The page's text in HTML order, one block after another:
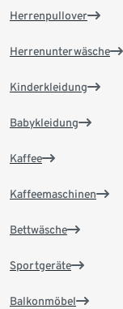
Herrenpullover
Herrenunterwäsche
Kinderkleidung
Babykleidung
Kaffee
Kaffeemaschinen
Bettwäsche
Sportgeräte
Balkonmöbel